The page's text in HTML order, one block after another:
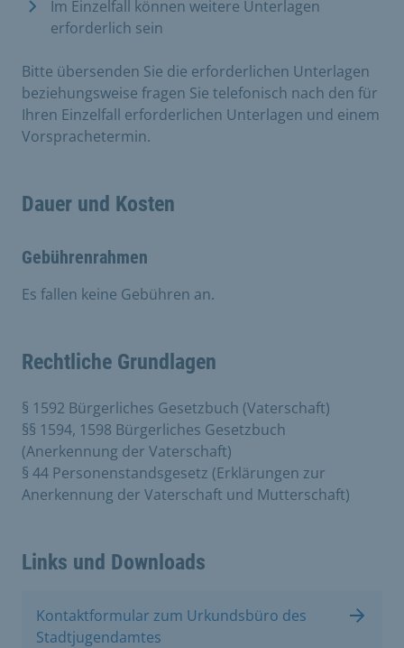
Im Einzelfall können weitere Unterlagen
erforderlich sein
Bitte übersenden Sie die erforderlichen Unterlagen
beziehungsweise fragen Sie telefonisch nach den für
Ihren Einzelfall erforderlichen Unterlagen und einem
Vorsprachetermin.
Dauer und Kosten
Gebührenrahmen
Es fallen keine Gebühren an.
Rechtliche Grundlagen
§ 1592 Bürgerliches Gesetzbuch (Vaterschaft)
§§ 1594, 1598 Bürgerliches Gesetzbuch
(Anerkennung der Vaterschaft)
§ 44 Personenstandsgesetz (Erklärungen zur
Anerkennung der Vaterschaft und Mutterschaft)
Links und Downloads
Kontaktformular zum Urkundsbüro des
Stadtjugendamtes